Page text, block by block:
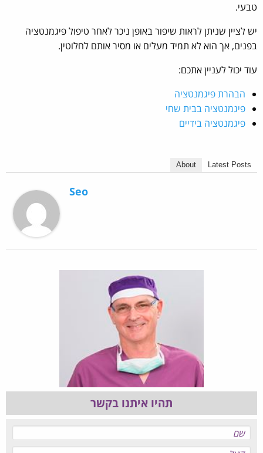
טבעי.
יש לציין שניתן לראות שיפור באופן ניכר לאחר טיפול פיגמנטציה
בפנים, אך הוא לא תמיד מעלים או מסיר אותם לחלוטין.
עוד יכול לעניין אתכם:
הבהרת פיגמנטציה
פיגמנטציה בבית שחי
פיגמנטציה בידיים
About Latest Posts
Seo
תהיו איתנו בקשר